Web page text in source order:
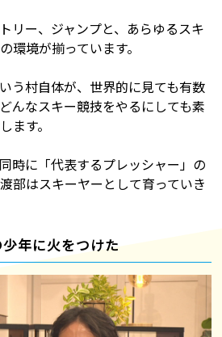
リー、ジャンプと、あらゆるスキ
環境が揃っています。
う村自体が、世界的に見ても有数
んなスキー競技をやるにしても素
ます。
時に「代表するプレッシャー」の
部はスキーヤーとして育っていき
年に火をつけた